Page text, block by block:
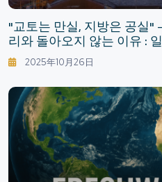
"교토는 만실, 지방은 공실
리와 돌아오지 않는 이유 :
숙소, 다시 선택하는 여가
2025年10月26日